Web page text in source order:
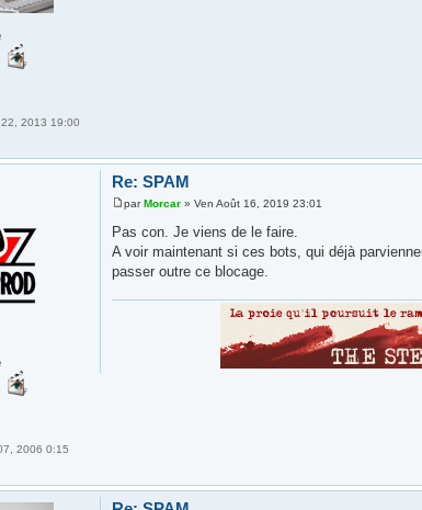
22, 2013 19:00
Re: SPAM
parMorcar» Ven Août 16, 2019 23:01
Pas con. Je viens de le faire.
A voir maintenant si ces bots, qui déjà
passer outre ce blocage.
2006 0:15